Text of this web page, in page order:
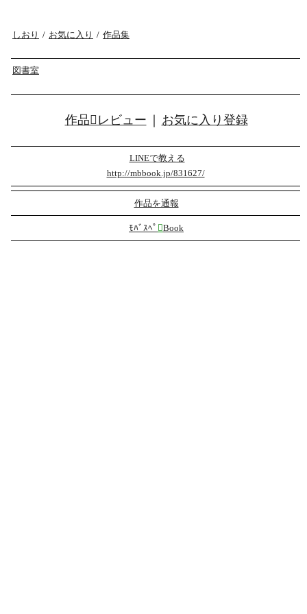
しおり / お気に入り / 作品集
図書室
作品レビュー お気に入り登録
LINEで教える
http://mbbook.jp/831627/
作品を通報
ﾓﾊﾞｽﾍﾟ Book